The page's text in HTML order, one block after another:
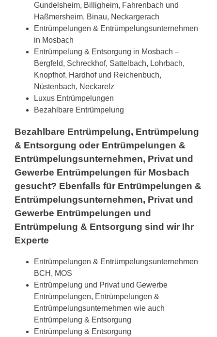
Gundelsheim, Billigheim, Fahrenbach und
Haßmersheim, Binau, Neckargerach
Entrümpelungen & Entrümpelungsunternehmen
in Mosbach
Entrümpelung & Entsorgung in Mosbach –
Bergfeld, Schreckhof, Sattelbach, Lohrbach,
Knopfhof, Hardhof und Reichenbuch,
Nüstenbach, Neckarelz
Luxus Entrümpelungen
Bezahlbare Entrümpelung
Bezahlbare Entrümpelung, Entrümpelung
& Entsorgung oder Entrümpelungen &
Entrümpelungsunternehmen, Privat und
Gewerbe Entrümpelungen für Mosbach
gesucht? Ebenfalls für Entrümpelungen &
Entrümpelungsunternehmen, Privat und
Gewerbe Entrümpelungen und
Entrümpelung & Entsorgung sind wir Ihr
Experte
Entrümpelungen & Entrümpelungsunternehmen
BCH, MOS
Entrümpelung und Privat und Gewerbe
Entrümpelungen, Entrümpelungen &
Entrümpelungsunternehmen wie auch
Entrümpelung & Entsorgung
Entrümpelung & Entsorgung